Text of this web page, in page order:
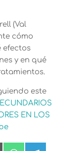
(Val
cómo
efectos
y en qué
este
EN LOS